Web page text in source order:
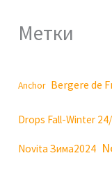
Метки
Anchor Bergere de
Drops Fall-Winter
Novita Зима2024